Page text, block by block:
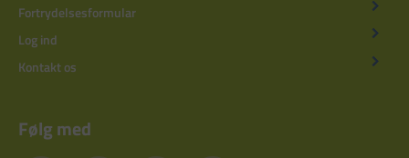
Fortrydelsesformular
Log ind
Kontakt os
Følg med